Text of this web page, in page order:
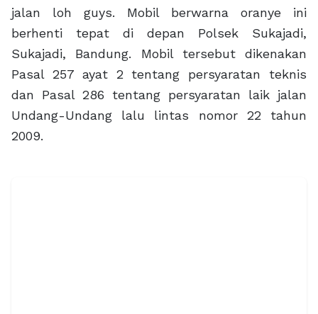
jalan loh guys. Mobil berwarna oranye ini
berhenti tepat di depan Polsek Sukajadi,
Sukajadi, Bandung. Mobil tersebut dikenakan
Pasal 257 ayat 2 tentang persyaratan teknis
dan Pasal 286 tentang persyaratan laik jalan
Undang-Undang lalu lintas nomor 22 tahun
2009.